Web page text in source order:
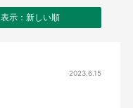
表示：新しい順
2023.6.15